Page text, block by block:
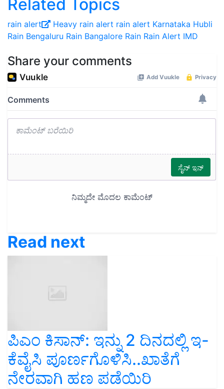
Related Topics
rain alert Heavy rain alert rain alert Karnataka Hubli
Rain Bengaluru Rain Bangalore Rain Rain Alert IMD
Share your comments
Read next
ಪಿಎಂ ಕಿಸಾನ್‌: ಇನ್ನು 2 ದಿನದಲ್ಲಿ ಇ-
ಕೆವೈಸಿ ಪೂರ್ಣಗೊಳಿಸಿ..ಖಾತೆಗೆ
ನೇರವಾಗಿ ಹಣ ಪಡೆಯಿರಿ